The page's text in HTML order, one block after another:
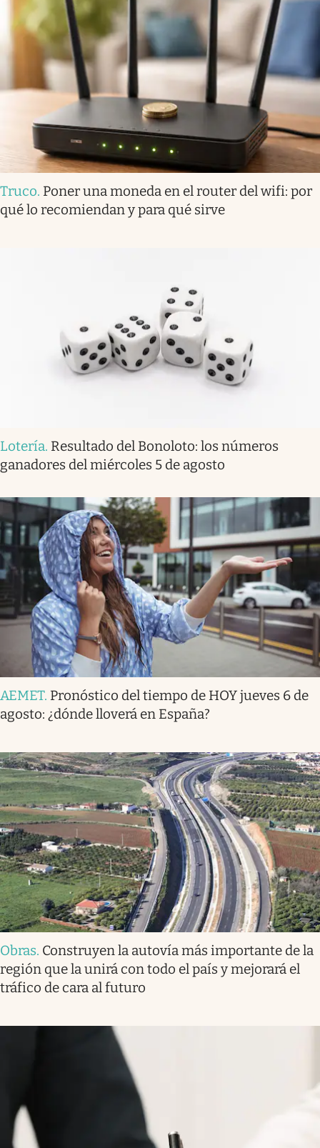
Truco. Poner una moneda en el router del wifi: por
qué lo recomiendan y para qué sirve
Lotería. Resultado del Bonoloto: los números
ganadores del miércoles 5 de agosto
AEMET. Pronóstico del tiempo de HOY jueves 6 de
agosto: ¿dónde lloverá en España?
Obras. Construyen la autovía más importante de la
región que la unirá con todo el país y mejorará el
tráfico de cara al futuro